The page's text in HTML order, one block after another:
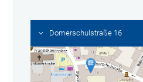
Domerschulstraße 16